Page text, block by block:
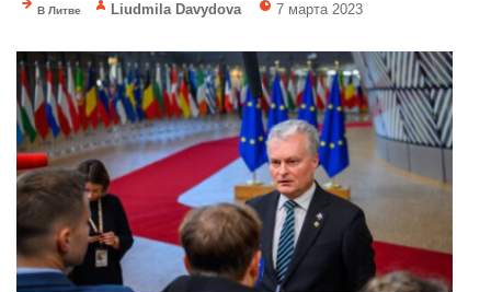
В Литве Liudmila Davydova 7 марта 2023